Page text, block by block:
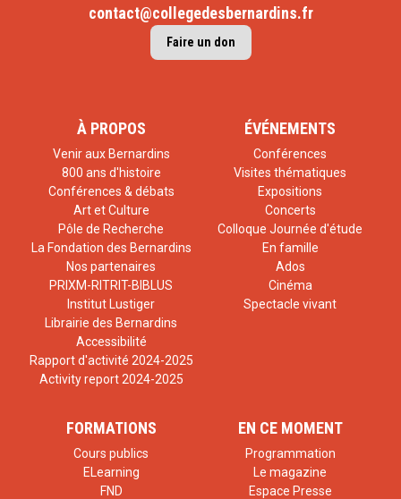
contact@collegedesbernardins.fr
Faire un don
À PROPOS
Venir aux Bernardins
800 ans d'histoire
Conférences & débats
Art et Culture
Pôle de Recherche
La Fondation des Bernardins
Nos partenaires
PRIXM-RITRIT-BIBLUS
Institut Lustiger
Librairie des Bernardins
Accessibilité
Rapport d'activité 2024-2025
Activity report 2024-2025
ÉVÉNEMENTS
Conférences
Visites thématiques
Expositions
Concerts
Colloque Journée d'étude
En famille
Ados
Cinéma
Spectacle vivant
FORMATIONS
Cours publics
ELearning
FND
EN CE MOMENT
Programmation
Le magazine
Espace Presse